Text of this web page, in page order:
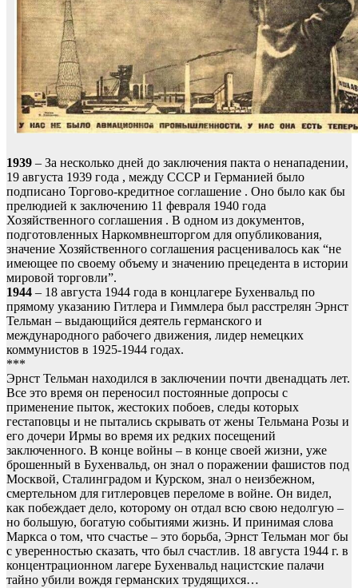
1939 – За несколько дней до заключения пакта о ненападении,
19 августа 1939 года , между СССР и Германией было
подписано Торгово-кредитное соглашение . Оно было как бы
прелюдией к заключению 11 февраля 1940 года
Хозяйственного соглашения . В одном из документов,
подготовленных Наркомвнешторгом для опубликования,
значение Хозяйственного соглашения расценивалось как “не
имеющее по своему объему и значению прецедента в истории
мировой торговли”.
1944 – 18 августа 1944 года в концлагере Бухенвальд по
прямому указанию Гитлера и Гиммлера был расстрелян Эрнст
Тельман – выдающийся деятель германского и
международного рабочего движения, лидер немецких
коммунистов в 1925-1944 годах.
***
Эрнст Тельман находился в заключении почти двенадцать лет.
Все это время он переносил постоянные допросы с
применение пыток, жестоких побоев, следы которых
гестаповцы и не пытались скрывать от жены Тельмана Розы и
его дочери Ирмы во время их редких посещений
заключенного. В конце войны – в конце своей жизни, уже
брошенный в Бухенвальд, он знал о поражении фашистов под
Москвой, Сталинградом и Курском, знал о неизбежном,
смертельном для гитлеровцев переломе в войне. Он видел,
как побеждает дело, которому он отдал всю свою недолгую –
но большую, богатую событиями жизнь. И принимая слова
Маркса о том, что счастье – это борьба, Эрнст Тельман мог бы
с уверенностью сказать, что был счастлив. 18 августа 1944 г. в
концентрационном лагере Бухенвальд нацистские палачи
тайно убили вождя германских трудящихся…